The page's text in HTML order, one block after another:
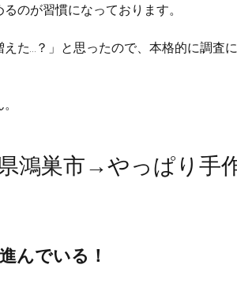
のが習慣になっております。
た…？」と思ったので、本格的に調査
鴻巣市→やっぱり手
んでいる！